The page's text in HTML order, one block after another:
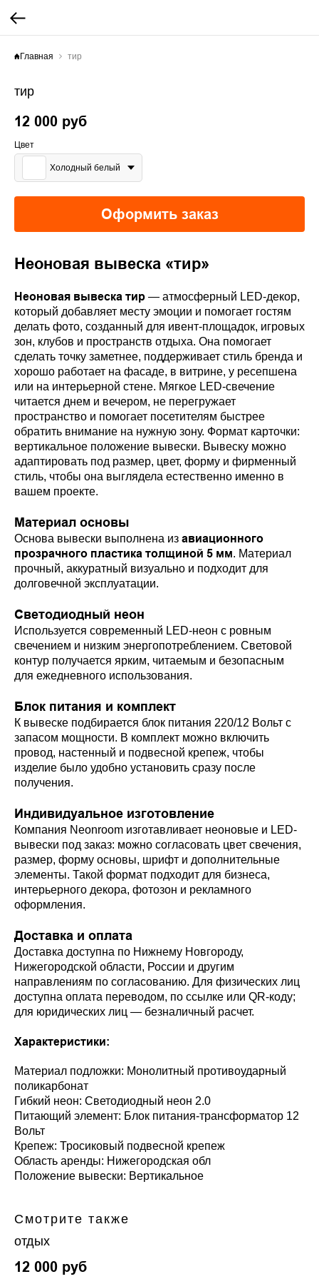
Главная тир
тир
12 000 руб
Цвет
Холодный белый
Оформить заказ
Неоновая вывеска «тир»
Неоновая вывеска тир — атмосферный LED-декор,
который добавляет месту эмоции и помогает гостям
делать фото, созданный для ивент-площадок, игровых
зон, клубов и пространств отдыха. Она помогает
сделать точку заметнее, поддерживает стиль бренда и
хорошо работает на фасаде, в витрине, у ресепшена
или на интерьерной стене. Мягкое LED-свечение
читается днем и вечером, не перегружает
пространство и помогает посетителям быстрее
обратить внимание на нужную зону. Формат карточки:
вертикальное положение вывески. Вывеску можно
адаптировать под размер, цвет, форму и фирменный
стиль, чтобы она выглядела естественно именно в
вашем проекте.
Материал основы
Основа вывески выполнена из авиационного
прозрачного пластика толщиной 5 мм. Материал
прочный, аккуратный визуально и подходит для
долговечной эксплуатации.
Светодиодный неон
Используется современный LED-неон с ровным
свечением и низким энергопотреблением. Световой
контур получается ярким, читаемым и безопасным
для ежедневного использования.
Блок питания и комплект
К вывеске подбирается блок питания 220/12 Вольт с
запасом мощности. В комплект можно включить
провод, настенный и подвесной крепеж, чтобы
изделие было удобно установить сразу после
получения.
Индивидуальное изготовление
Компания Neonroom изготавливает неоновые и LED-
вывески под заказ: можно согласовать цвет свечения,
размер, форму основы, шрифт и дополнительные
элементы. Такой формат подходит для бизнеса,
интерьерного декора, фотозон и рекламного
оформления.
Доставка и оплата
Доставка доступна по Нижнему Новгороду,
Нижегородской области, России и другим
направлениям по согласованию. Для физических лиц
доступна оплата переводом, по ссылке или QR-коду;
для юридических лиц — безналичный расчет.
Характеристики:
Материал подложки: Монолитный противоударный
поликарбонат
Гибкий неон: Светодиодный неон 2.0
Питающий элемент: Блок питания-трансформатор 12
Вольт
Крепеж: Тросиковый подвесной крепеж
Область аренды: Нижегородская обл
Положение вывески: Вертикальное
Смотрите также
отдых
12 000 руб